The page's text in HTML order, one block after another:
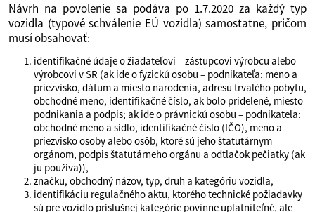
Návrh na povolenie sa podáva po 1.7.2020 za každý typ
vozidla (typové schválenie EÚ vozidla) samostatne, pričom
musí obsahovať:
identifikačné údaje o žiadateľovi – zástupcovi výrobcu alebo
výrobcovi v SR (ak ide o fyzickú osobu – podnikateľa: meno a
priezvisko, dátum a miesto narodenia, adresu trvalého pobytu,
obchodné meno, identifikačné číslo, ak bolo pridelené, miesto
podnikania a podpis; ak ide o právnickú osobu – podnikateľa:
obchodné meno a sídlo, identifikačné číslo (IČO), meno a
priezvisko osoby alebo osôb, ktoré sú jeho štatutárnym
orgánom, podpis štatutárneho orgánu a odtlačok pečiatky (ak
ju používa)),
značku, obchodný názov, typ, druh a kategóriu vozidla,
identifikáciu regulačného aktu, ktorého technické požiadavky
sú pre vozidlo príslušnej kategórie povinne uplatniteľné, ale